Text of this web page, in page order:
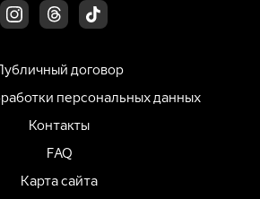
договор
персональных данных
Контакты
FAQ
Карта сайта